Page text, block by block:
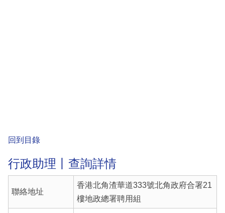
回到目錄
行政助理丨查詢詳情
聯絡地址
香港北角渣華道333號北角政府合署21
樓地政總署聘用組